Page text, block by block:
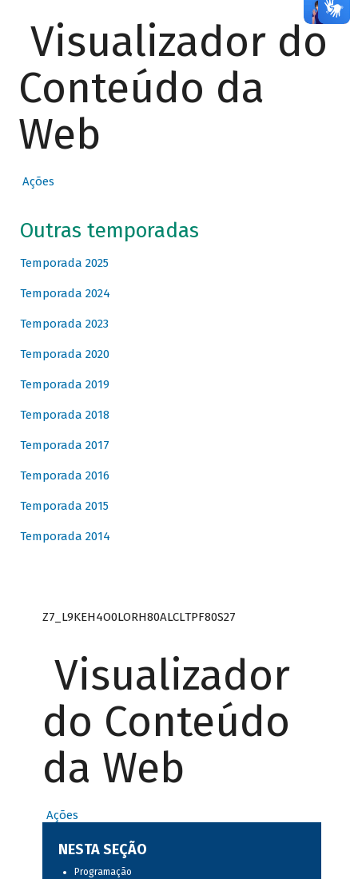
Visualizador do
Conteúdo da
Web
Ações
Outras temporadas
Temporada 2025
Temporada 2024
Temporada 2023
Temporada 2020
Temporada 2019
Temporada 2018
Temporada 2017
Temporada 2016
Temporada 2015
Temporada 2014
Z7_L9KEH4O0LORH80ALCLTPF80S27
Visualizador
do Conteúdo
da Web
Ações
NESTA SEÇÃO
Programação